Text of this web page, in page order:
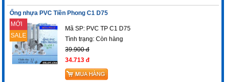
Ống nhựa PVC Tiền Phong C1 D75
MỚI
SALE
Mã SP: PVC TP C1 D75
Tình trạng:Còn hàng
39.900 đ
34.713 đ